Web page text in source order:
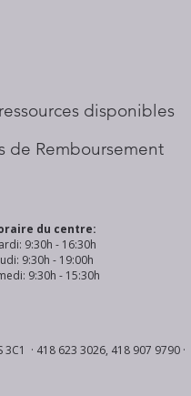
disponibles
de Remboursement
du centre:
9:30h - 16:30h
9:30h - 19:00h
9:30h - 15:30h
· 418 623 3026, 418 907 9790 ·